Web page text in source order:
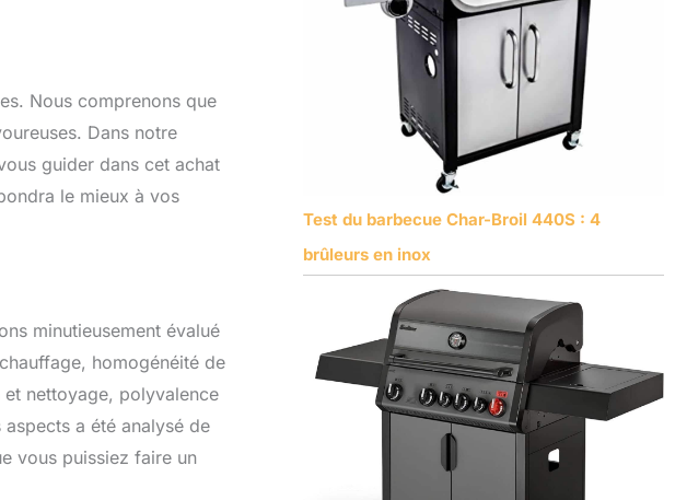
Nous comprenons que
Dans notre
guider dans cet achat
le mieux à vos
minutieusement évalué
homogénéité de
nettoyage, polyvalence
a été analysé de
vous puissiez faire un
Test du barbecue Char-Broil 440S : 4
brûleurs en inox